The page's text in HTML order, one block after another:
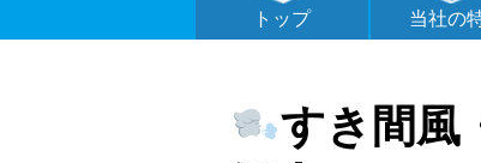
トップ 当社の
すき間風